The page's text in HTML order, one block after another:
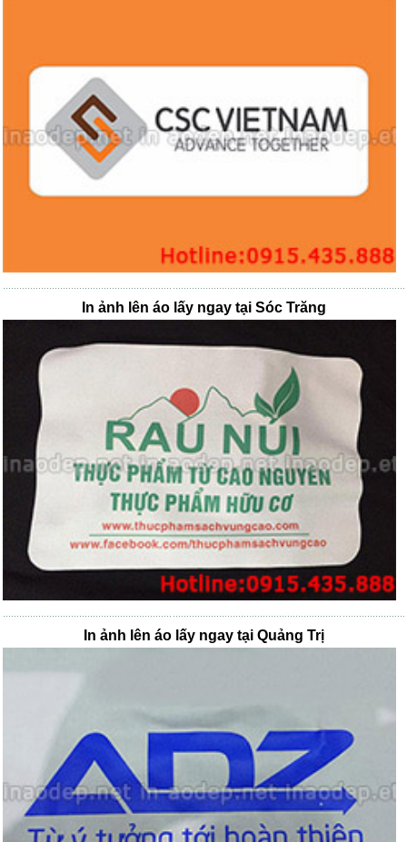
In ảnh lên áo lấy ngay tại Sóc Trăng
In ảnh lên áo lấy ngay tại Quảng Trị